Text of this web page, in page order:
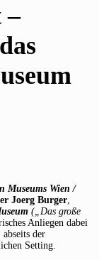
–
Museums Wien /
Joerg Burger
(„Das große
Anliegen dabei
der
Setting.